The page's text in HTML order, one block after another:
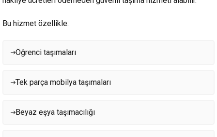
Bu hizmet özellikle:
Öğrenci taşımaları
Tek parça mobilya taşımaları
Beyaz eşya taşımacılığı